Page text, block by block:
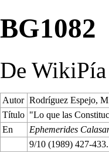
BG1082
De WikiPía
Autor Rodríguez Espejo,
Título "Lo que las
En
Ephemerides
9/10 (1989) 427-433.